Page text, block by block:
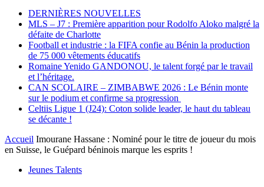
DERNIÈRES NOUVELLES
MLS – J7 : Première apparition pour Rodolfo Aloko malgré la
défaite de Charlotte
Football et industrie : la FIFA confie au Bénin la production
de 75 000 vêtements éducatifs
Romaine Yenido GANDONOU, le talent forgé par le travail
et l’héritage.
CAN SCOLAIRE – ZIMBABWE 2026 : Le Bénin monte
sur le podium et confirme sa progression
Celtiis Ligue 1 (J24): Coton solide leader, le haut du tableau
se décante !
Accueil Imourane Hassane : Nominé pour le titre de joueur du mois
en Suisse, le Guépard béninois marque les esprits !
Jeunes Talents